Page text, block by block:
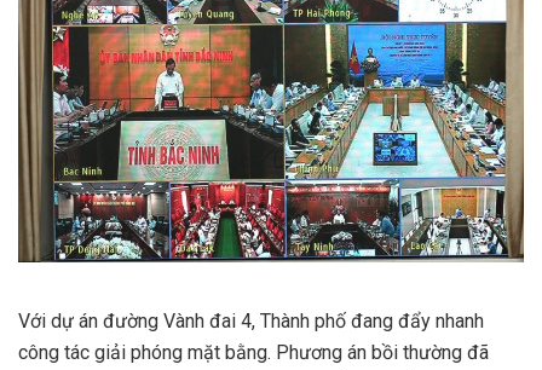
Với dự án đường Vành đai 4, Thành phố đang đẩy nhanh
công tác giải phóng mặt bằng. Phương án bồi thường đã